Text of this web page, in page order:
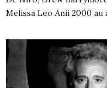
Melissa Leo Anii 2000 au